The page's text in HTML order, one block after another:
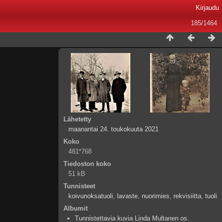
Kirjaudu
185/1464
Lähetetty
maanantai 24. toukokuuta 2021
Koko
481*768
Tiedoston koko
51 kB
Tunnisteet
koivunoksatuoli, lavaste, nuorimies, rekvisiitta, tuoli
Albumit
Tunnistettavia kuvia Linda Multanen os.